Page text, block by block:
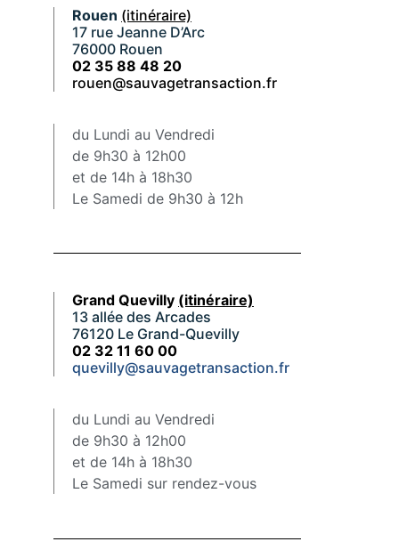
Rouen (itinéraire)
17 rue Jeanne D’Arc
76000 Rouen
02 35 88 48 20
rouen@sauvagetransaction.fr
du Lundi au Vendredi
de 9h30 à 12h00
et de 14h à 18h30
Le Samedi de 9h30 à 12h
Grand Quevilly (itinéraire)
13 allée des Arcades
76120 Le Grand-Quevilly
02 32 11 60 00
quevilly@sauvagetransaction.fr
du Lundi au Vendredi
de 9h30 à 12h00
et de 14h à 18h30
Le Samedi sur rendez-vous